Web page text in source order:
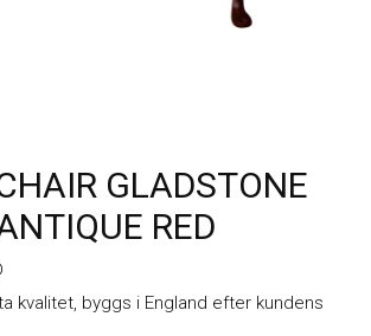
GLADSTONE
RED
kvalitet, byggs i England efter kundens